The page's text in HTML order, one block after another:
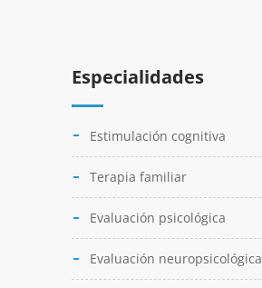
Especialidades
Estimulación cognitiva
Terapia familiar
Evaluación psicológica
Evaluación neuropsicológica